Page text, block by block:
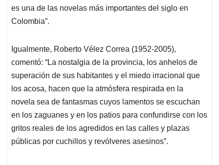
es una de las novelas más importantes del siglo en
Colombia”.
Igualmente, Roberto Vélez Correa (1952-2005),
comentó: “La nostalgia de la provincia, los anhelos de
superación de sus habitantes y el miedo irracional que
los acosa, hacen que la atmósfera respirada en la
novela sea de fantasmas cuyos lamentos se escuchan
en los zaguanes y en los patios para confundirse con los
gritos reales de los agredidos en las calles y plazas
públicas por cuchillos y revólveres asesinos”.